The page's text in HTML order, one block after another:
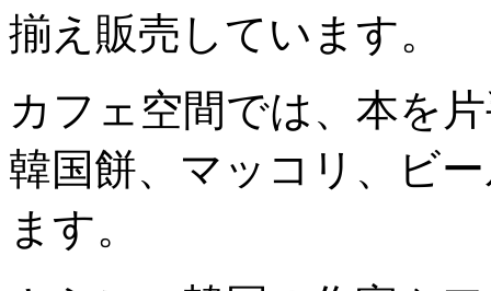
揃え販売しています。
カフェ空間では、本を
韓国餅、マッコリ、ビ
ます。